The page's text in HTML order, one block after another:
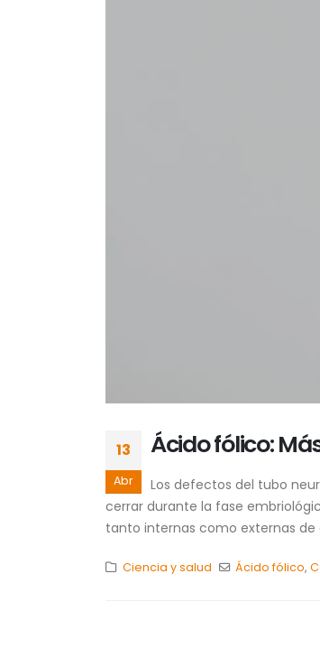
13
Abr
Ácido fólico:
Los defectos del tubo
cerrar durante la fase
tanto internas como externas de
Ciencia y salud Ácido fólico,